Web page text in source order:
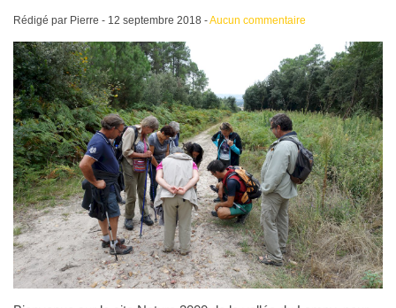
Rédigé par Pierre - 12 septembre 2018 -Aucun commentaire